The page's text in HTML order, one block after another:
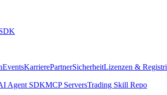
EventsKarrierePartnerSicherheitLizenzen &
Agent SDKMCP ServersTrading Skill Repo